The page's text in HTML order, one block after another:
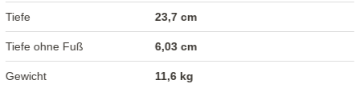
Tiefe 23,7 cm
Tiefe ohne Fuß 6,03 cm
Gewicht 11,6 kg